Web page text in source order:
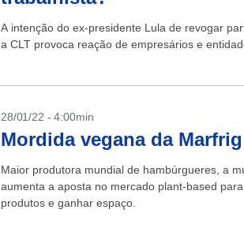
A intenção do ex-presidente Lula de revogar
a CLT provoca reação de empresários e
28/01/22 - 4:00min
Mordida vegana da Marfrig
Maior produtora mundial de hambúrgueres, a
aumenta a aposta no mercado plant-based
produtos e ganhar espaço.